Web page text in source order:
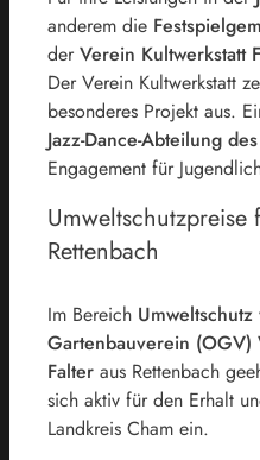
anderem die
der Verein Kultwerkstatt
Der Verein Kultwerkstatt
besonderes Projekt aus.
Jazz-Dance-Abteilung
Engagement für
Rettenbach
Im Bereich Umweltschutz
Gartenbauverein (OGV)
Falter aus Rettenbach
sich aktiv für den Erhalt
Landkreis Cham ein.